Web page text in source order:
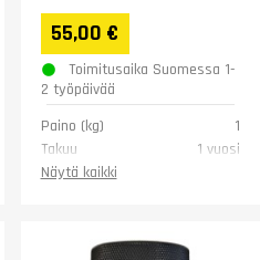
55,00 €
Toimitusaika Suomessa 1-
2 työpäivää
Paino (kg)
1
Takuu
1 vuosi
Näytä kaikki